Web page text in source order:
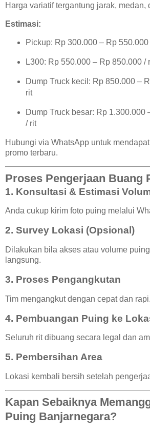
Harga variatif tergantung jarak, medan,
Estimasi:
Pickup: Rp 300.000 – Rp 550.000
L300: Rp 550.000 – Rp 850.000 /
Dump Truck kecil: Rp 850.000 –
rit
Dump Truck besar: Rp 1.300.000
/ rit
Hubungi via WhatsApp untuk
promo terbaru.
Proses Pengerjaan Buang
1. Konsultasi & Estimasi
Anda cukup kirim foto puing melalui
2. Survey Lokasi (Opsional)
Dilakukan bila akses atau volume
langsung.
3. Proses Pengangkutan
Tim mengangkut dengan cepat dan rapi.
4. Pembuangan Puing ke
Seluruh rit dibuang secara legal dan
5. Pembersihan Area
Lokasi kembali bersih setelah
Kapan Sebaiknya
Puing Banjarnegara?